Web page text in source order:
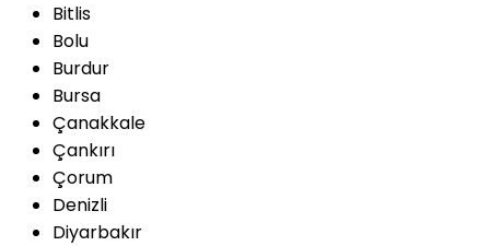
Bitlis
Bolu
Burdur
Bursa
Çanakkale
Çankırı
Çorum
Denizli
Diyarbakır